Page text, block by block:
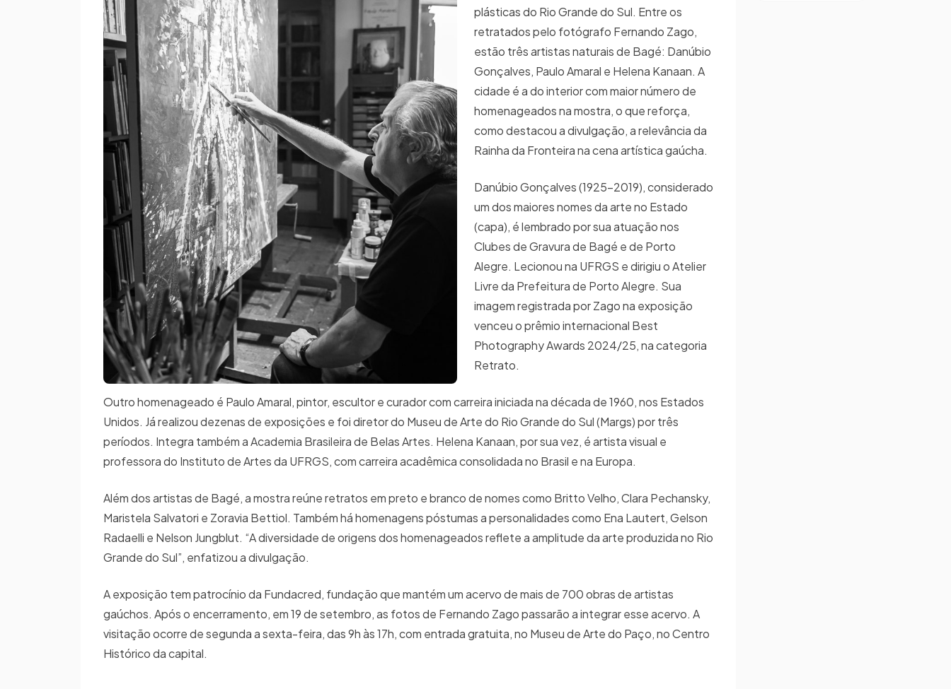
plásticas do Rio Grande do Sul. Entre os
retratados pelo fotógrafo Fernando Zago,
estão três artistas naturais de Bagé: Danúbio
Gonçalves, Paulo Amaral e Helena Kanaan. A
cidade é a do interior com maior número de
homenageados na mostra, o que reforça,
como destacou a divulgação, a relevância da
Rainha da Fronteira na cena artística gaúcha.
Danúbio Gonçalves (1925–2019), considerado
um dos maiores nomes da arte no Estado
(capa), é lembrado por sua atuação nos
Clubes de Gravura de Bagé e de Porto
Alegre. Lecionou na UFRGS e dirigiu o Atelier
Livre da Prefeitura de Porto Alegre. Sua
imagem registrada por Zago na exposição
venceu o prêmio internacional Best
Photography Awards 2024/25, na categoria
Retrato.
Outro homenageado é Paulo Amaral, pintor, escultor e curador com carreira iniciada na década de 1960, nos Estados
Unidos. Já realizou dezenas de exposições e foi diretor do Museu de Arte do Rio Grande do Sul (Margs) por três
períodos. Integra também a Academia Brasileira de Belas Artes. Helena Kanaan, por sua vez, é artista visual e
professora do Instituto de Artes da UFRGS, com carreira acadêmica consolidada no Brasil e na Europa.
Além dos artistas de Bagé, a mostra reúne retratos em preto e branco de nomes como Britto Velho, Clara Pechansky,
Maristela Salvatori e Zoravia Bettiol. Também há homenagens póstumas a personalidades como Ena Lautert, Gelson
Radaelli e Nelson Jungblut. “A diversidade de origens dos homenageados reflete a amplitude da arte produzida no Rio
Grande do Sul”, enfatizou a divulgação.
A exposição tem patrocínio da Fundacred, fundação que mantém um acervo de mais de 700 obras de artistas
gaúchos. Após o encerramento, em 19 de setembro, as fotos de Fernando Zago passarão a integrar esse acervo. A
visitação ocorre de segunda a sexta-feira, das 9h às 17h, com entrada gratuita, no Museu de Arte do Paço, no Centro
Histórico da capital.